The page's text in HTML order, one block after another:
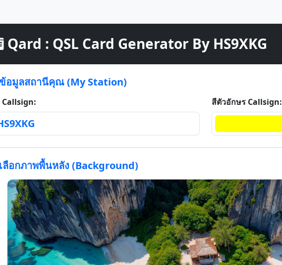
Qard : QSL Card Generator By HS9XKG
อมูลสถานีคุณ (My Station)
Callsign: สีตัวอักษร Callsign:
ลือกภาพพื้นหลัง (Background)